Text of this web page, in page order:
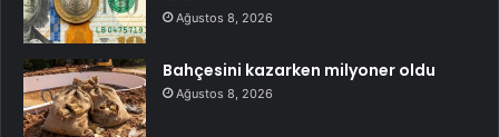
Ağustos 8, 2026
Bahçesini kazarken milyoner oldu
Ağustos 8, 2026